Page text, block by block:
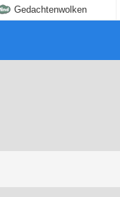
Gedachtenwolken